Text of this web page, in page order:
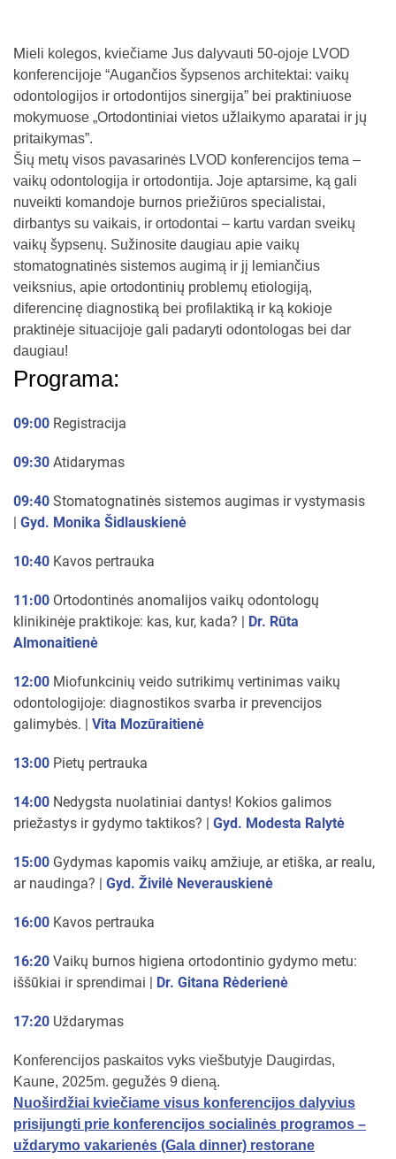
Mieli kolegos, kviečiame Jus dalyvauti 50-ojoje LVOD
konferencijoje “Augančios šypsenos architektai: vaikų
odontologijos ir ortodontijos sinergija” bei praktiniuose
mokymuose „Ortodontiniai vietos užlaikymo aparatai ir jų
pritaikymas”.
Šių metų visos pavasarinės LVOD konferencijos tema –
vaikų odontologija ir ortodontija. Joje aptarsime, ką gali
nuveikti komandoje burnos priežiūros specialistai,
dirbantys su vaikais, ir ortodontai – kartu vardan sveikų
vaikų šypsenų. Sužinosite daugiau apie vaikų
stomatognatinės sistemos augimą ir jį lemiančius
veiksnius, apie ortodontinių problemų etiologiją,
diferencinę diagnostiką bei profilaktiką ir ką kokioje
praktinėje situacijoje gali padaryti odontologas bei dar
daugiau!
Programa:
09:00 Registracija
09:30 Atidarymas
09:40 Stomatognatinės sistemos augimas ir vystymasis
| Gyd. Monika Šidlauskienė
10:40 Kavos pertrauka
11:00 Ortodontinės anomalijos vaikų odontologų
klinikinėje praktikoje: kas, kur, kada? | Dr. Rūta
Almonaitienė
12:00 Miofunkcinių veido sutrikimų vertinimas vaikų
odontologijoje: diagnostikos svarba ir prevencijos
galimybės. | Vita Mozūraitienė
13:00 Pietų pertrauka
14:00 Nedygsta nuolatiniai dantys! Kokios galimos
priežastys ir gydymo taktikos? | Gyd. Modesta Ralytė
15:00 Gydymas kapomis vaikų amžiuje, ar etiška, ar realu,
ar naudinga? | Gyd. Živilė Neverauskienė
16:00 Kavos pertrauka
16:20 Vaikų burnos higiena ortodontinio gydymo metu:
iššūkiai ir sprendimai | Dr. Gitana Rėderienė
17:20 Uždarymas
Konferencijos paskaitos vyks viešbutyje Daugirdas,
Kaune, 2025m. gegužės 9 dieną.
Nuoširdžiai kviečiame visus konferencijos dalyvius
prisijungti prie konferencijos socialinės programos –
uždarymo vakarienės (Gala dinner) restorane